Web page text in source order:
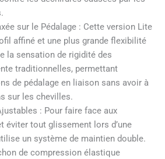
sur le Pédalage : Cette version Lite
affiné et une plus grande flexibilité
la sensation de rigidité des
traditionnelles, permettant
de pédalage en liaison sans avoir à
sur les chevilles.
: Pour faire face aux
éviter tout glissement lors d’une
un système de maintien double.
de compression élastique